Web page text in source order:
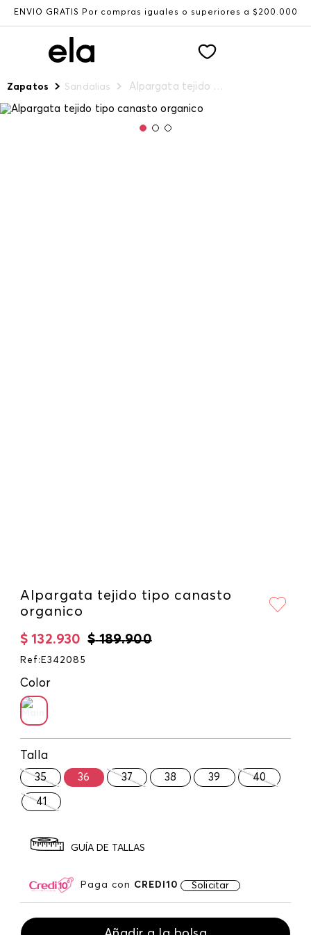
ENVÍO GRATIS Por compras iguales o superiores a $200.000
Zapatos Sandalias Alpargata tejido tipo canasto organico
Alpargata tejido tipo canasto
organico
$ 189.900
$ 132.930
Ref : E342085
Color
Talla
35 36 37 38 39 40
41
GUÍA DE TALLAS
Paga con CREDI10 Solicitar